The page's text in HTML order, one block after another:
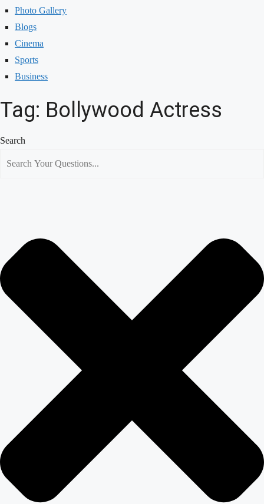
Photo Gallery
Blogs
Cinema
Sports
Business
Tag: Bollywood Actress
Search